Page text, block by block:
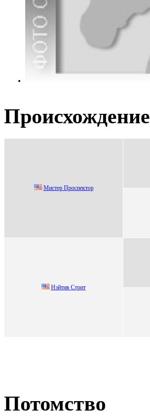
Происхождение
Миcтеp Пpоcпектоp
Hэйтив Стрит
Потомство